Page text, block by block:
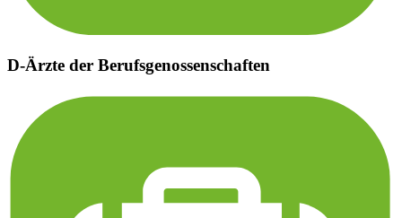
D-Ärzte der Berufsgenossenschaften